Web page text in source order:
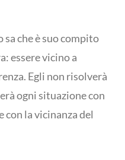
sa che è suo compito
essere vicino a
Egli non risolverà
ogni situazione con
con la vicinanza del